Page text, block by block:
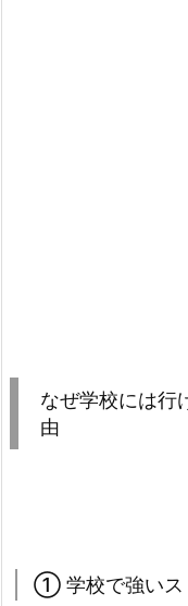
なぜ学校には行
由
① 学校で強いス